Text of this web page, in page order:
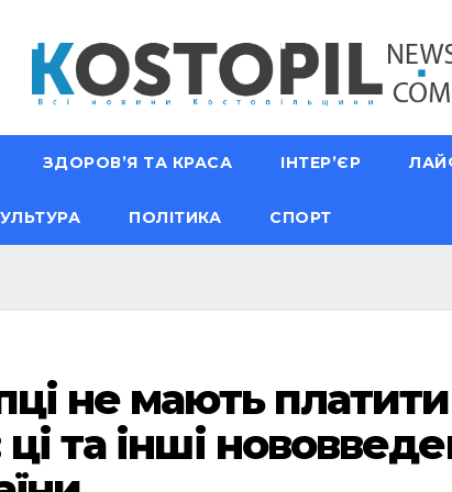
ЗДОРОВ’Я ТА КРАСА ІНТЕР’ЄР
ПОЛІТИКА СПОРТ
не мають
та інші